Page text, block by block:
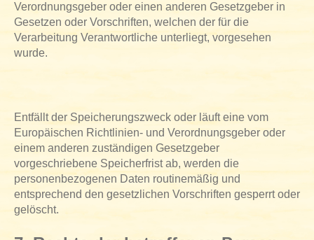
Verordnungsgeber oder einen anderen Gesetzgeber in
Gesetzen oder Vorschriften, welchen der für die
Verarbeitung Verantwortliche unterliegt, vorgesehen
wurde.
Entfällt der Speicherungszweck oder läuft eine vom
Europäischen Richtlinien- und Verordnungsgeber oder
einem anderen zuständigen Gesetzgeber
vorgeschriebene Speicherfrist ab, werden die
personenbezogenen Daten routinemäßig und
entsprechend den gesetzlichen Vorschriften gesperrt oder
gelöscht.